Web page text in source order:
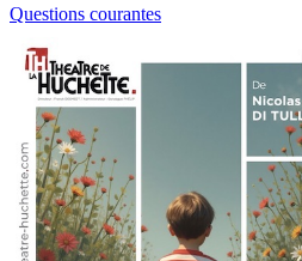
Questions courantes